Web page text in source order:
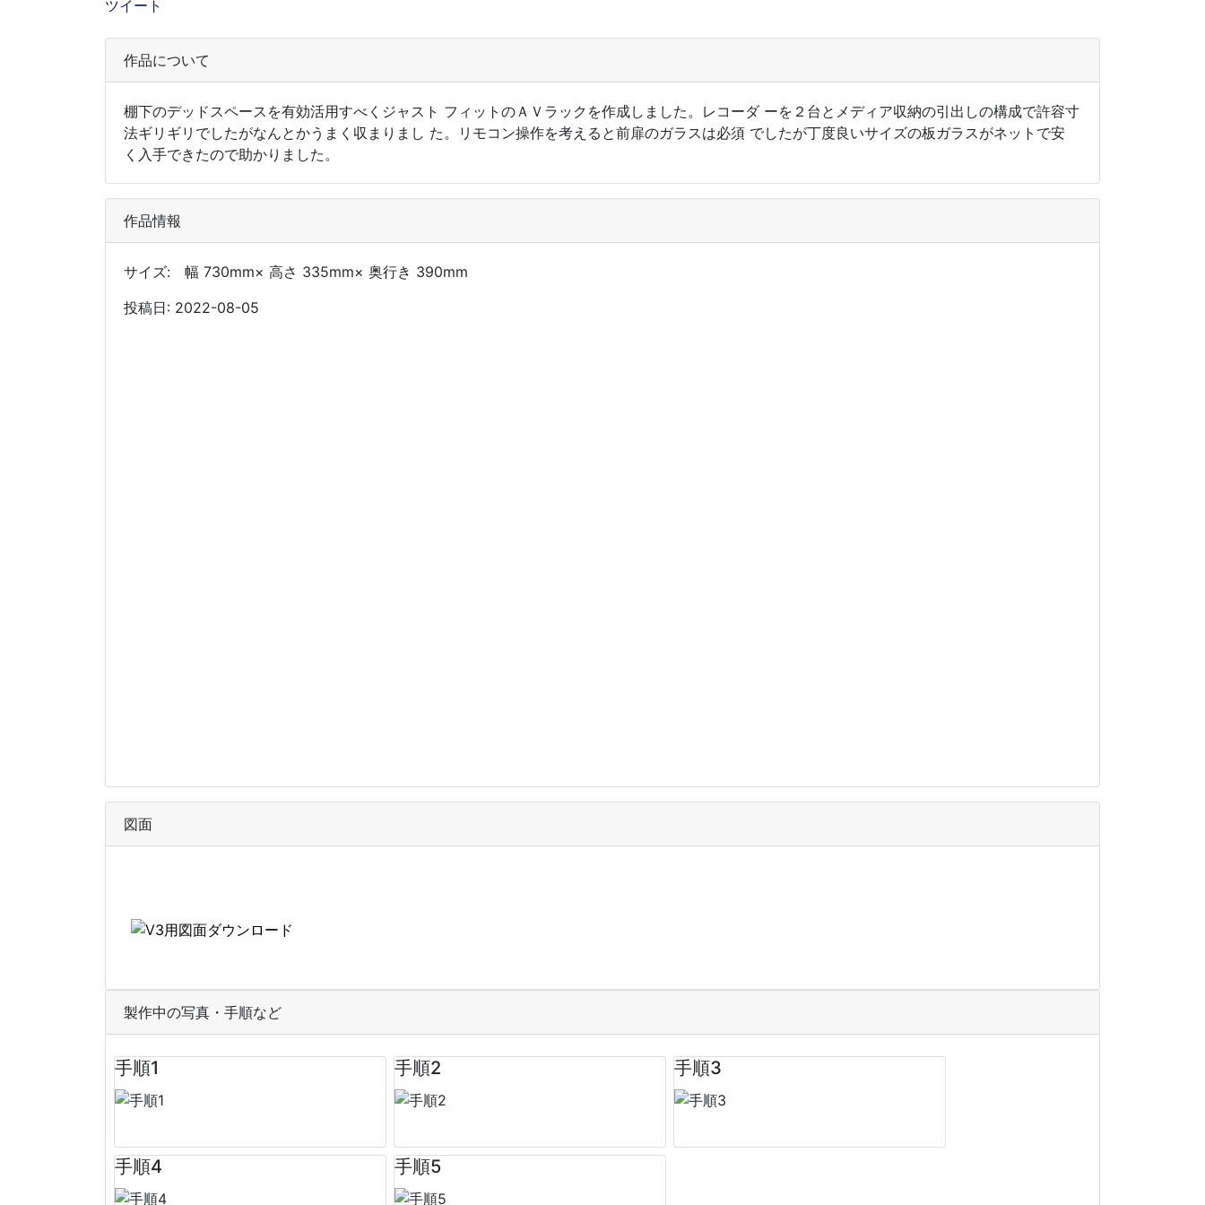
ツイート
作品について
棚下のデッドスペースを有効活用すべくジャスト フィットのＡＶラックを作成しました。レコーダ ーを２台とメディア収納の引出しの構成で許容寸
法ギリギリでしたがなんとかうまく収まりまし た。リモコン操作を考えると前扉のガラスは必須 でしたが丁度良いサイズの板ガラスがネットで安
く入手できたので助かりました。
作品情報
サイズ: 幅 730mm× 高さ 335mm× 奥行き 390mm
投稿日: 2022-08-05
図面
製作中の写真・手順など
手順1 手順2 手順3
手順4 手順5